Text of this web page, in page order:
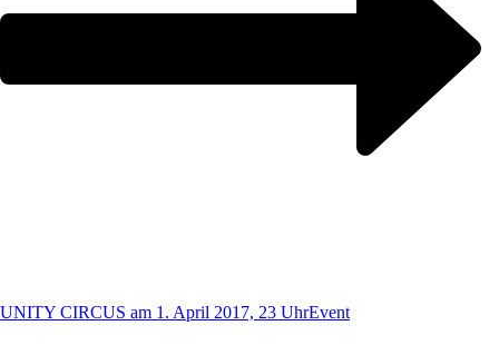
UNITY CIRCUS am 1. April 2017, 23 UhrEvent